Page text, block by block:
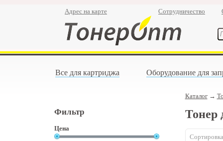
Адрес на карте Сотрудничество
Все для картриджа Оборудование для
Фильтр
Цена
Каталог→
Тонер